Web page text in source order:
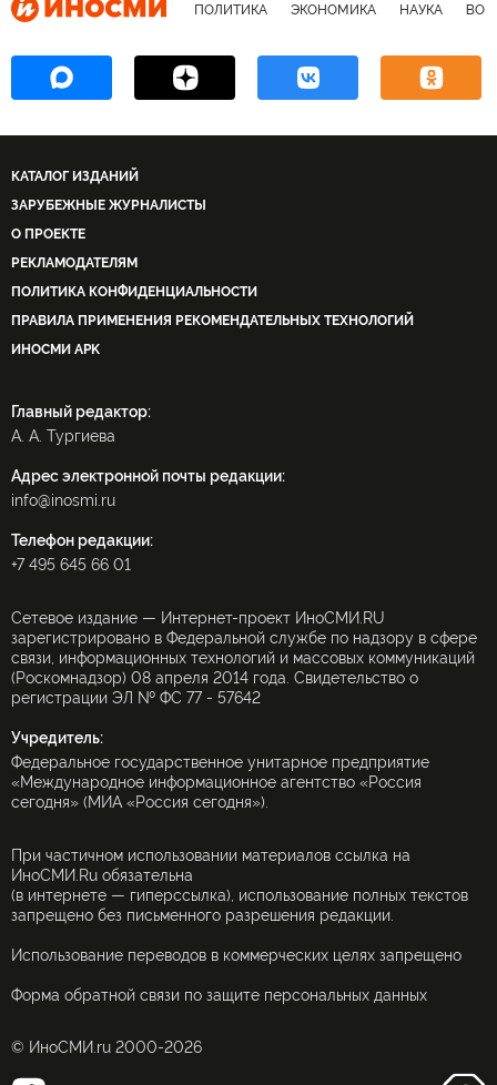
ПОЛИТИКА ЭКОНОМИКА НАУКА
КАТАЛОГ ИЗДАНИЙ
ЗАРУБЕЖНЫЕ ЖУРНАЛИСТЫ
О ПРОЕКТЕ
РЕКЛАМОДАТЕЛЯМ
ПОЛИТИКА КОНФИДЕНЦИАЛЬНОСТИ
ПРАВИЛА ПРИМЕНЕНИЯ РЕКОМЕНДАТЕЛЬНЫХ ТЕХНОЛОГИЙ
ИНОСМИ APK
Главный редактор:
А. А. Тургиева
Адрес электронной почты редакции:
info@inosmi.ru
Телефон редакции:
+7 495 645 66 01
Сетевое издание — Интернет-проект ИноСМИ.RU
зарегистрировано в Федеральной службе по надзору в сфере
связи, информационных технологий и массовых коммуникаций
(Роскомнадзор) 08 апреля 2014 года. Свидетельство о
регистрации ЭЛ № ФС 77 - 57642
Учредитель:
Федеральное государственное унитарное предприятие
«Международное информационное агентство «Россия
сегодня» (МИА «Россия сегодня»).
При частичном использовании материалов ссылка на
ИноСМИ.Ru обязательна
(в интернете — гиперссылка), использование полных текстов
запрещено без письменного разрешения редакции.
Использование переводов в коммерческих целях запрещено
Форма обратной связи по защите персональных данных
© ИноСМИ.ru 2000-2026